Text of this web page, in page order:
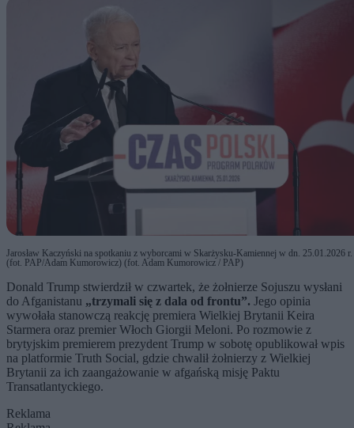
Jarosław Kaczyński na spotkaniu z wyborcami w Skarżysku-Kamiennej w dn. 25.01.2026 r.
(fot. PAP/Adam Kumorowicz) (fot. Adam Kumorowicz / PAP)
Donald Trump stwierdził w czwartek, że żołnierze Sojuszu wysłani
do Afganistanu „trzymali się z dala od frontu”. Jego opinia
wywołała stanowczą reakcję premiera Wielkiej Brytanii Keira
Starmera oraz premier Włoch Giorgii Meloni. Po rozmowie z
brytyjskim premierem prezydent Trump w sobotę opublikował wpis
na platformie Truth Social, gdzie chwalił żołnierzy z Wielkiej
Brytanii za ich zaangażowanie w afgańską misję Paktu
Transatlantyckiego.
Reklama